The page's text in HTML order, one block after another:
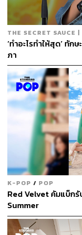
THE SECRET SAUCE
‘ทำอะไรทำให้สุด’ ทั
ภา
K-POP / POP
Red Velvet คัมแบ็ก
Summer